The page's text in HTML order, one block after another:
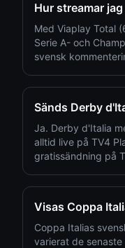
Hur streamar
Med Viaplay Total
Serie A- och
svensk
Sänds Derby
Ja. Derby d'Italia
alltid live på TV4
gratissändning på
Visas Coppa
Coppa Italias
varierat de senaste